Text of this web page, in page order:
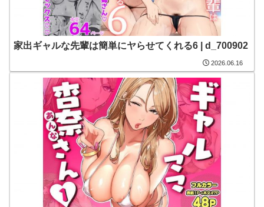
家出ギャルな先輩は簡単にヤらせてくれる6 | d_700902
2026.06.16